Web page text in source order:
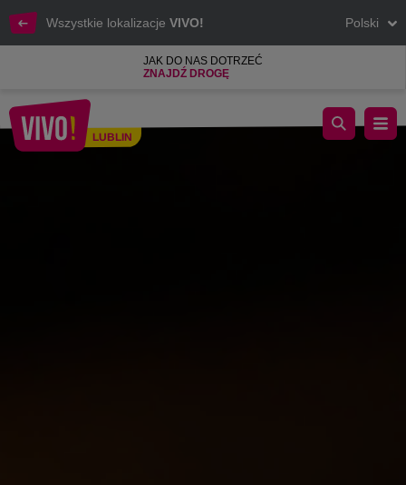
Wszystkie lokalizacje VIVO! Polski
JAK DO NAS DOTRZEĆ
ZNAJDŹ DROGĘ
LUBLIN
Spotkanie ze Świętym Mikołajem w VIVO! - 2.12.2023